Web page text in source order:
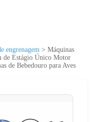
engrenagem > Máquinas
de Estágio Único Motor
de Bebedouro para Aves